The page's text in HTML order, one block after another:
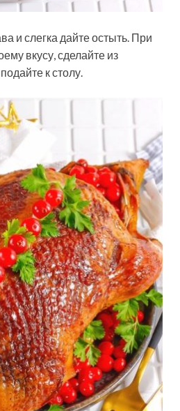
и слегка дайте остыть. При
вкусу, сделайте из
к столу.